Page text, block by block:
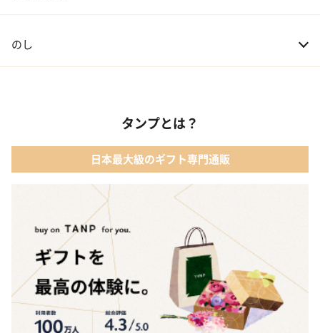
のし
タンプとは？
日本最大級のギフト専門通販